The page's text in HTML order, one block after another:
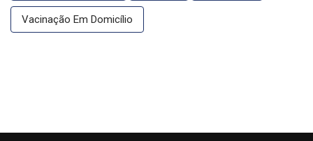
Vacinação Em Domicílio